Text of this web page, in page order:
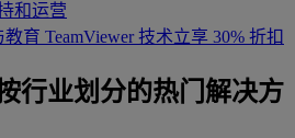
和运营
教育 TeamViewer 技术立享 30% 折扣
行业划分的热门解决方